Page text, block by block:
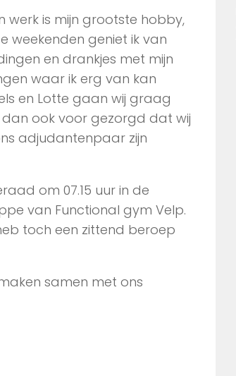
werk is mijn grootste hobby,
weekenden geniet ik van
en drankjes met mijn
waar ik erg van kan
en Lotte gaan wij graag
ook voor gezorgd dat wij
adjudantenpaar zijn
om 07.15 uur in de
van Functional gym Velp.
toch een zittend beroep
samen met ons